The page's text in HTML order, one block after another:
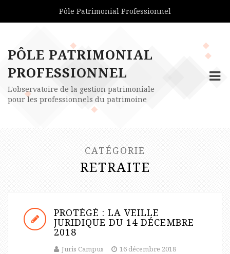
Pôle Patrimonial Professionnel
PÔLE PATRIMONIAL
PROFESSIONNEL
L'observatoire de la gestion patrimoniale
pour les professionnels du patrimoine
CATÉGORIE
RETRAITE
PROTÉGÉ : LA VEILLE
JURIDIQUE DU 14 DÉCEMBRE
2018
Juris Campus 16 décembre 2018